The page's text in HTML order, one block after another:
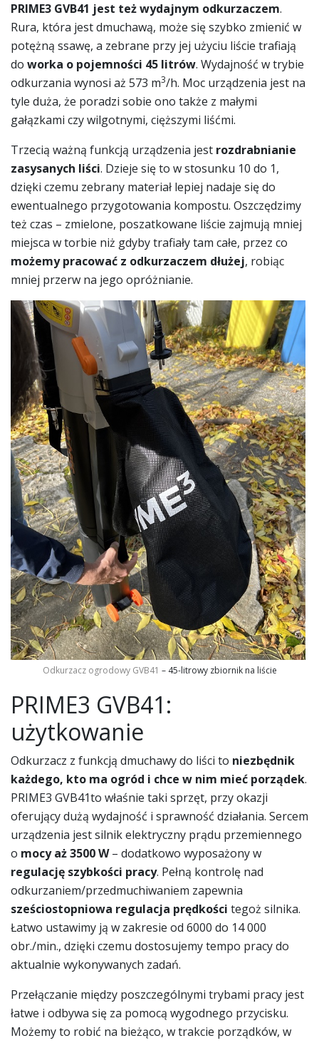
PRIME3 GVB41 jest też wydajnym odkurzaczem.
Rura, która jest dmuchawą, może się szybko zmienić w
potężną ssawę, a zebrane przy jej użyciu liście trafiają
do worka o pojemności 45 litrów. Wydajność w trybie
odkurzania wynosi aż 573 m3/h. Moc urządzenia jest na
tyle duża, że poradzi sobie ono także z małymi
gałązkami czy wilgotnymi, cięższymi liśćmi.
Trzecią ważną funkcją urządzenia jest rozdrabnianie
zasysanych liści. Dzieje się to w stosunku 10 do 1,
dzięki czemu zebrany materiał lepiej nadaje się do
ewentualnego przygotowania kompostu. Oszczędzimy
też czas – zmielone, poszatkowane liście zajmują mniej
miejsca w torbie niż gdyby trafiały tam całe, przez co
możemy pracować z odkurzaczem dłużej, robiąc
mniej przerw na jego opróżnianie.
Odkurzacz ogrodowy GVB41 – 45-litrowy zbiornik na liście
PRIME3 GVB41:
użytkowanie
Odkurzacz z funkcją dmuchawy do liści to niezbędnik
każdego, kto ma ogród i chce w nim mieć porządek.
PRIME3 GVB41to właśnie taki sprzęt, przy okazji
oferujący dużą wydajność i sprawność działania. Sercem
urządzenia jest silnik elektryczny prądu przemiennego
o mocy aż 3500 W– dodatkowo wyposażony w
regulację szybkości pracy. Pełną kontrolę nad
odkurzaniem/przedmuchiwaniem zapewnia
sześciostopniowa regulacja prędkości tegoż silnika.
Łatwo ustawimy ją w zakresie od 6000 do 14 000
obr./min., dzięki czemu dostosujemy tempo pracy do
aktualnie wykonywanych zadań.
Przełączanie między poszczególnymi trybami pracy jest
łatwe i odbywa się za pomocą wygodnego przycisku.
Możemy to robić na bieżąco, w trakcie porządków, w